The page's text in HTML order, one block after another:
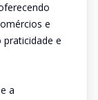
e
praticidade e
a